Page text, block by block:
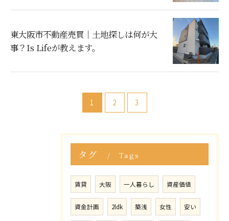
東大阪市不動産売買｜土地探しは何が大
事？Is Lifeが教えます。
1 2 3
タグ Tags
賃貸 大阪 一人暮らし 資産価値
資金計画 2ldk 築浅 女性 安い